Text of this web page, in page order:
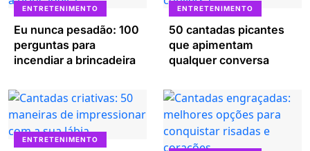
ENTRETENIMENTO
Eu nunca pesadão: 100
perguntas para
incendiar a brincadeira
ENTRETENIMENTO
50 cantadas picantes
que apimentam
qualquer conversa
ENTRETENIMENTO